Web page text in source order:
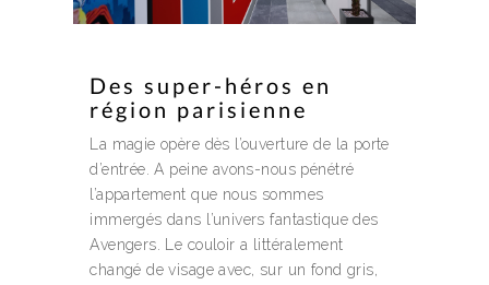
Des super-héros en
région parisienne
La magie opère dès l’ouverture de la porte
d’entrée. A peine avons-nous pénétré
l’appartement que nous sommes
immergés dans l’univers fantastique des
Avengers. Le couloir a littéralement
changé de visage avec, sur un fond gris,